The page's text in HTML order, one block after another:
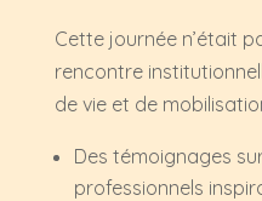
Cette journée n’était
rencontre
de vie et de
Des témoignages
professionnels